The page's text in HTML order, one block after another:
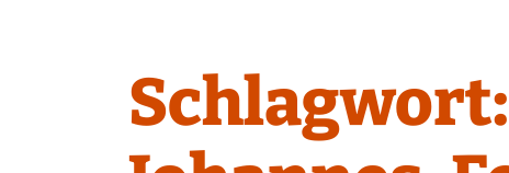
Schlagwort: